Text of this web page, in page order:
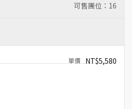
可售團位： 16
NT$5,580